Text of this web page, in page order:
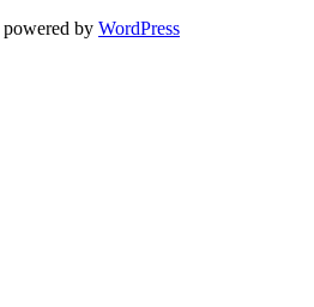
powered by WordPress